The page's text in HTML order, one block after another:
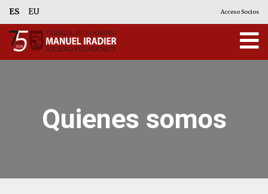
ES EU Acceso Socios
Quienes somos